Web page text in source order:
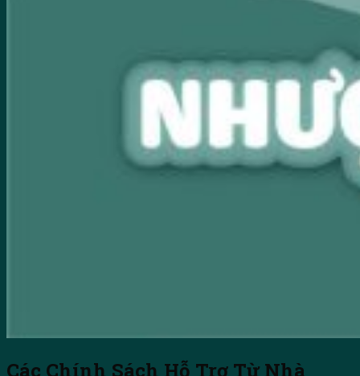
Các Chính Sách Hỗ Trợ Từ Nhà